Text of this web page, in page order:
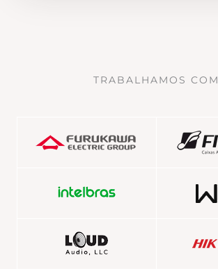
TRABALHAMOS COM